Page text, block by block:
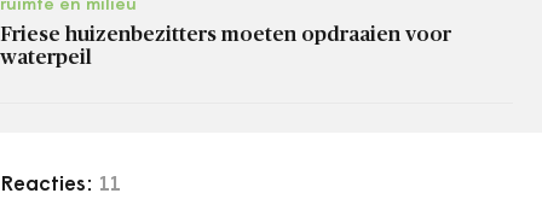
ruimte en milieu
Friese huizenbezitters moeten opdraaien voor
waterpeil
Reacties: 11